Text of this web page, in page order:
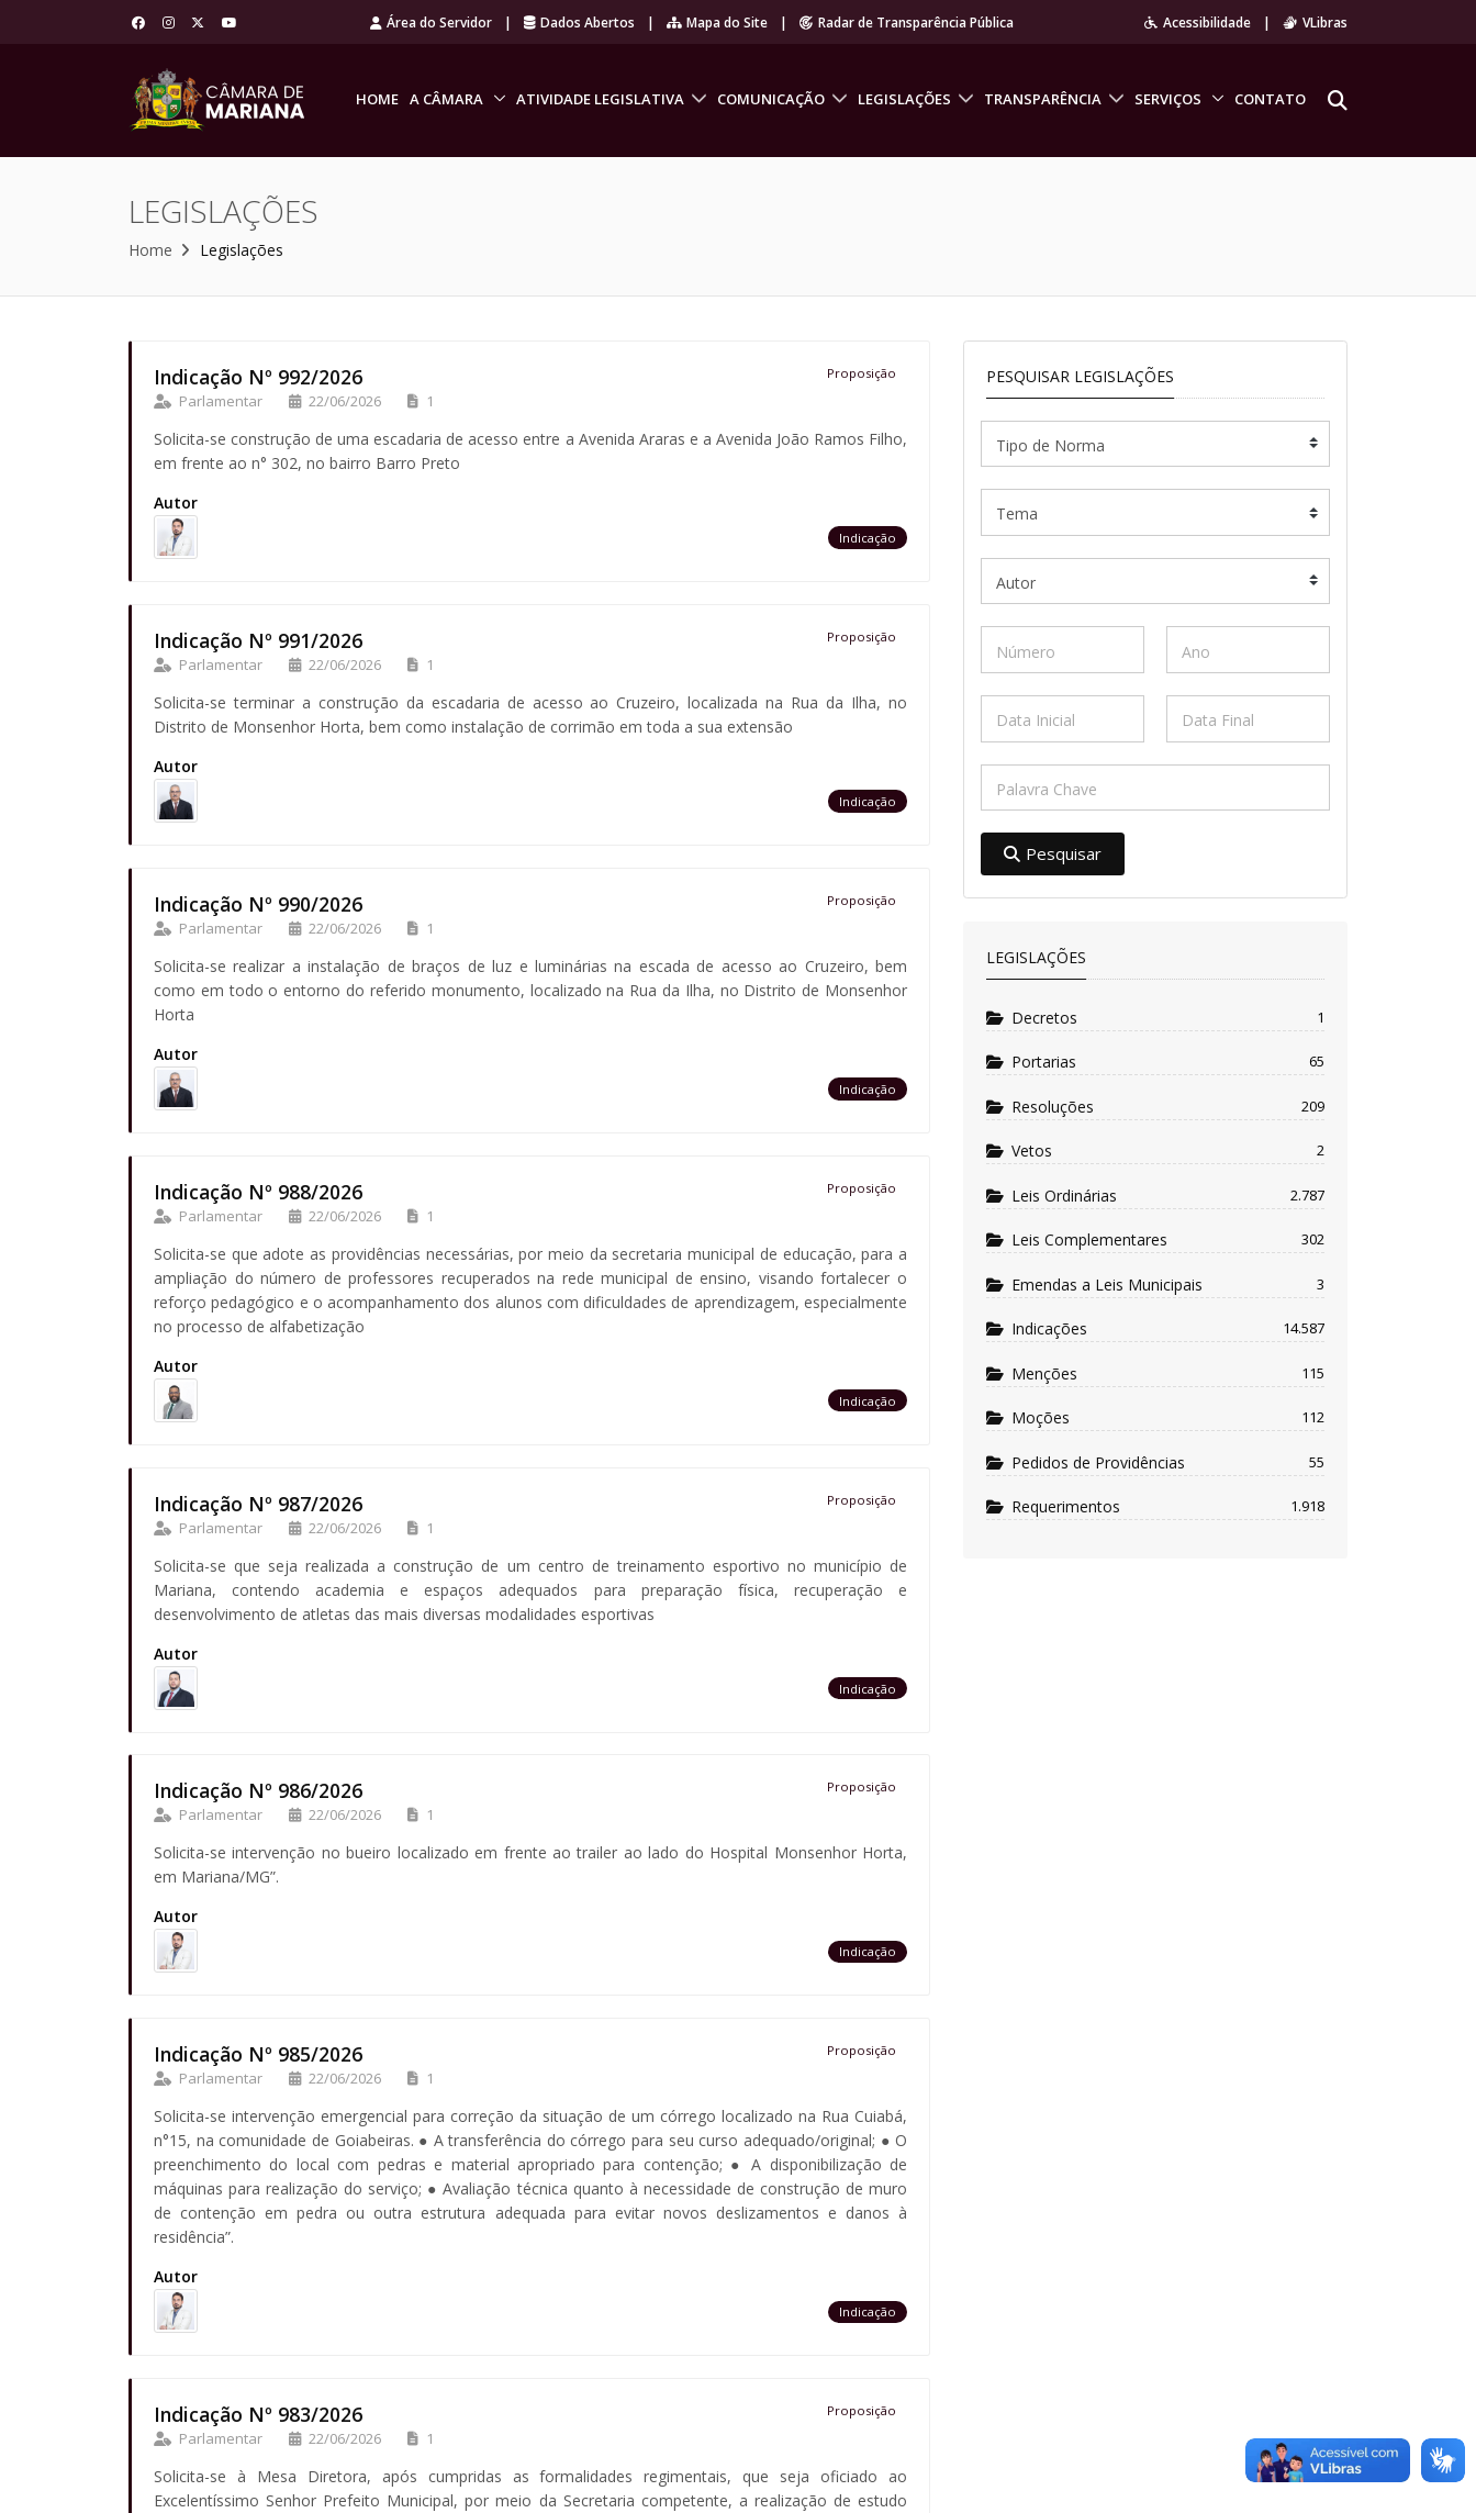
Área do Servidor | Dados Abertos | Mapa do Site | Radar de Transparência Pública Acessibilidade | VLibras
HOME A CÂMARA ATIVIDADE LEGISLATIVA COMUNICAÇÃO LEGISLAÇÕES TRANSPARÊNCIA SERVIÇOS CONTATO
LEGISLAÇÕES
Home Legislações
Indicação Nº 992/2026 Proposição
Parlamentar 22/06/2026 1
Solicita-se construção de uma escadaria de acesso entre a Avenida Araras e a Avenida João Ramos Filho,
em frente ao n° 302, no bairro Barro Preto
Autor
Indicação
Indicação Nº 991/2026 Proposição
Parlamentar 22/06/2026 1
Solicita-se terminar a construção da escadaria de acesso ao Cruzeiro, localizada na Rua da Ilha, no
Distrito de Monsenhor Horta, bem como instalação de corrimão em toda a sua extensão
Autor
Indicação
Indicação Nº 990/2026 Proposição
Parlamentar 22/06/2026 1
Solicita-se realizar a instalação de braços de luz e luminárias na escada de acesso ao Cruzeiro, bem
como em todo o entorno do referido monumento, localizado na Rua da Ilha, no Distrito de Monsenhor
Horta
Autor
Indicação
Indicação Nº 988/2026 Proposição
Parlamentar 22/06/2026 1
Solicita-se que adote as providências necessárias, por meio da secretaria municipal de educação, para a
ampliação do número de professores recuperados na rede municipal de ensino, visando fortalecer o
reforço pedagógico e o acompanhamento dos alunos com dificuldades de aprendizagem, especialmente
no processo de alfabetização
Autor
Indicação
Indicação Nº 987/2026 Proposição
Parlamentar 22/06/2026 1
Solicita-se que seja realizada a construção de um centro de treinamento esportivo no município de
Mariana, contendo academia e espaços adequados para preparação física, recuperação e
desenvolvimento de atletas das mais diversas modalidades esportivas
Autor
Indicação
Indicação Nº 986/2026 Proposição
Parlamentar 22/06/2026 1
Solicita-se intervenção no bueiro localizado em frente ao trailer ao lado do Hospital Monsenhor Horta,
em Mariana/MG”.
Autor
Indicação
Indicação Nº 985/2026 Proposição
Parlamentar 22/06/2026 1
Solicita-se intervenção emergencial para correção da situação de um córrego localizado na Rua Cuiabá,
n°15, na comunidade de Goiabeiras. ● A transferência do córrego para seu curso adequado/original; ● O
preenchimento do local com pedras e material apropriado para contenção; ● A disponibilização de
máquinas para realização do serviço; ● Avaliação técnica quanto à necessidade de construção de muro
de contenção em pedra ou outra estrutura adequada para evitar novos deslizamentos e danos à
residência”.
Autor
Indicação
Indicação Nº 983/2026 Proposição
Parlamentar 22/06/2026 1
Solicita-se à Mesa Diretora, após cumpridas as formalidades regimentais, que seja oficiado ao
Excelentíssimo Senhor Prefeito Municipal, por meio da Secretaria competente, a realização de estudo
PESQUISAR LEGISLAÇÕES
Pesquisar
LEGISLAÇÕES
Decretos 1
Portarias 65
Resoluções 209
Vetos 2
Leis Ordinárias 2.787
Leis Complementares 302
Emendas a Leis Municipais 3
Indicações 14.587
Menções 115
Moções 112
Pedidos de Providências 55
Requerimentos 1.918